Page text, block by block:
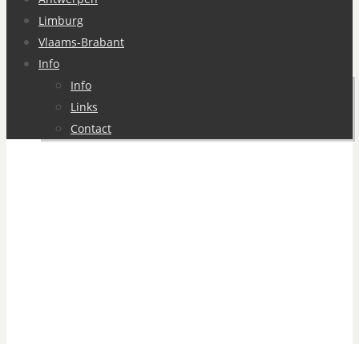
Limburg
Vlaams-Brabant
Info
Info
Links
Contact